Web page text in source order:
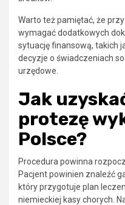
Warto też pamiętać, że
wymagać dodatkowych
sytuację finansową, takich
decyzje o świadczeniach
urzędowe.
Jak
protezę
Polsce?
Procedura powinna
Pacjent powinien znaleźć
który przygotuje plan
niemieckiej kasy chorych.